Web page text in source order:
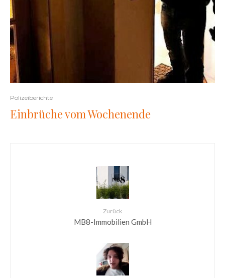
Polizeiberichte
Einbrüche vom Wochenende
Zurück
MB8-Immobilien GmbH